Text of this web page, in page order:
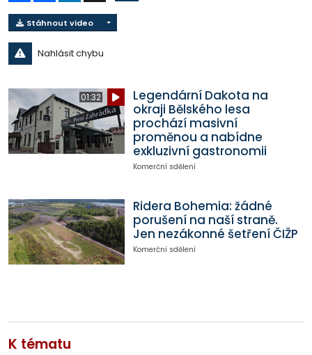
Stáhnout video
Nahlásit chybu
01:32
Legendární Dakota na
okraji Bělského lesa
prochází masivní
proměnou a nabídne
exkluzivní gastronomii
Komerční sdělení
Ridera Bohemia: žádné
porušení na naší straně.
Jen nezákonné šetření ČIŽP
Komerční sdělení
K tématu